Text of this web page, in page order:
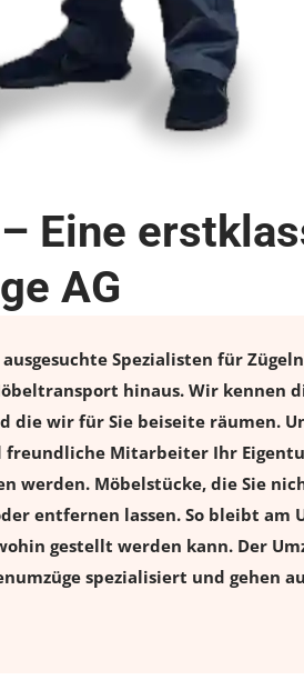
Eine
AG
Spezialisten für
hinaus. Wir kennen
die wir für Sie beiseite räumen.
Mitarbeiter Ihr
werden. Möbelstücke, die Sie
entfernen lassen. So bleibt am
gestellt werden kann. Der
spezialisiert und gehen